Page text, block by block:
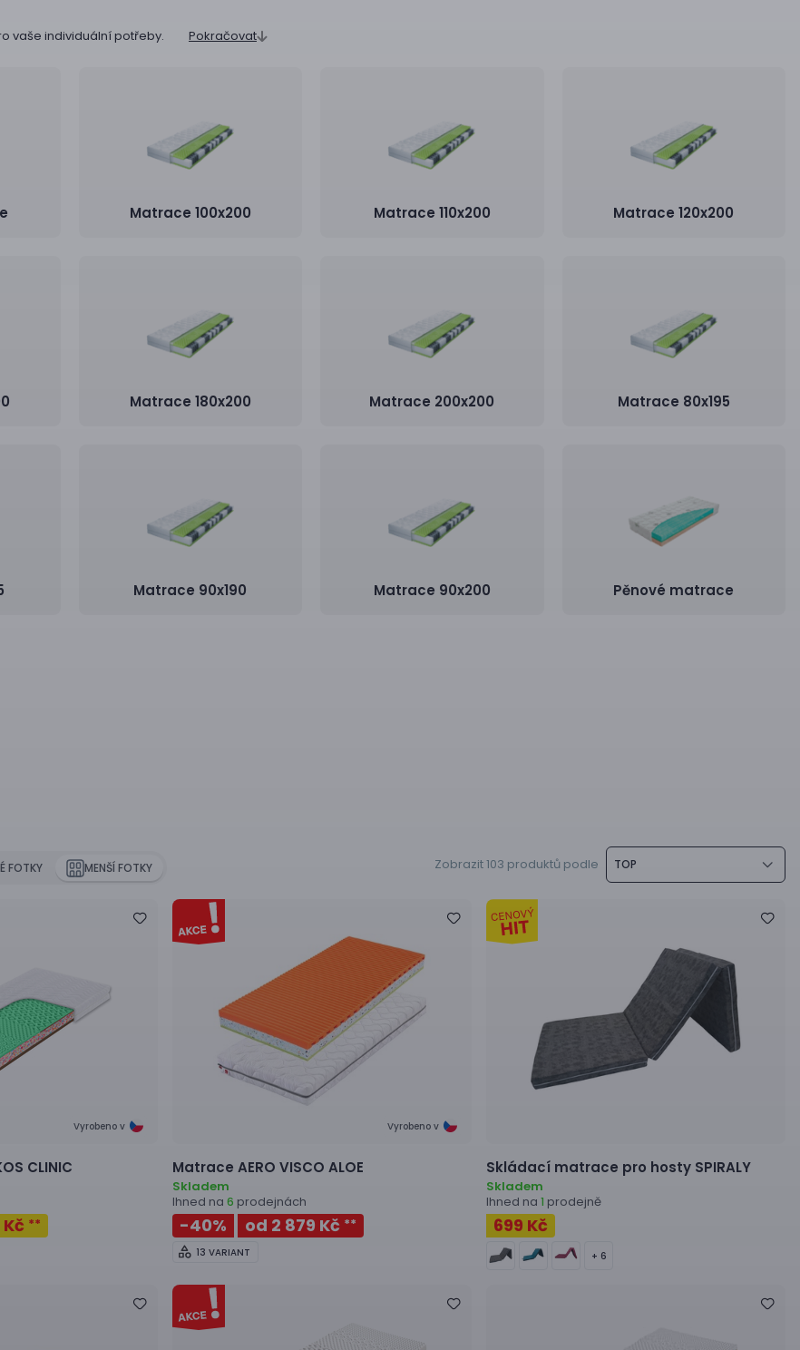
vaše individuální potřeby. Pokračovat
Matrace 100x200 Matrace 110x200 Matrace 120x200
Matrace 180x200 Matrace 200x200 Matrace 80x195
Matrace 90x190 Matrace 90x200 Pěnové matrace
FOTKY MENŠÍ FOTKY TOP
Zobrazit 103 produktů podle
Vyrobeno v
CLINIC
**
Vyrobeno v
Matrace AERO VISCO ALOE
Skladem
Ihned na 6 prodejnách
-40% od 2 879 Kč **
13 VARIANT
Skládací matrace pro hosty SPIRALY
Skladem
Ihned na 1 prodejně
699 Kč
+ 6